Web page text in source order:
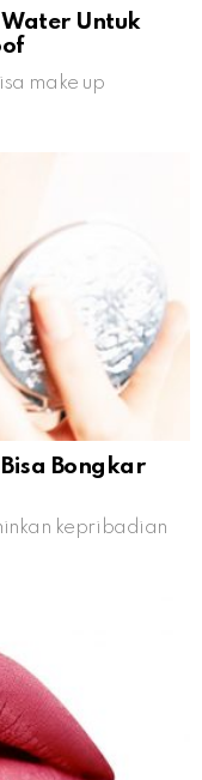
Untuk
make up
Bongkar
kepribadian